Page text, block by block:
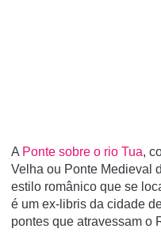
A Ponte sobre o rio Tua,
Velha ou Ponte Medieval
estilo românico que se
é um ex-libris da cidade
pontes que atravessam o